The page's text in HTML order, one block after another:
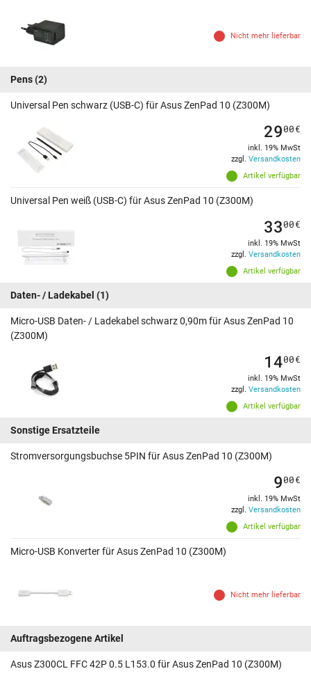
Nicht mehr lieferbar
Pens(2)
Universal Pen schwarz (USB-C) für Asus ZenPad 10 (Z300M)
Artikel verfügbar
2900€
inkl. 19% MwSt
zzgl. Versandkosten
Universal Pen weiß (USB-C) für Asus ZenPad 10 (Z300M)
Artikel verfügbar
3300€
inkl. 19% MwSt
zzgl. Versandkosten
Daten- / Ladekabel (1)
Micro-USB Daten- / Ladekabel schwarz 0,90m für Asus ZenPad 10
(Z300M)
Artikel verfügbar
1400€
inkl. 19% MwSt
zzgl. Versandkosten
Sonstige Ersatzteile
Stromversorgungsbuchse 5PIN für Asus ZenPad 10 (Z300M)
Artikel verfügbar
900€
inkl. 19% MwSt
zzgl. Versandkosten
Micro-USB Konverter für Asus ZenPad 10 (Z300M)
Nicht mehr lieferbar
Auftragsbezogene Artikel
Asus Z300CL FFC 42P 0.5 L153.0 für Asus ZenPad 10 (Z300M)